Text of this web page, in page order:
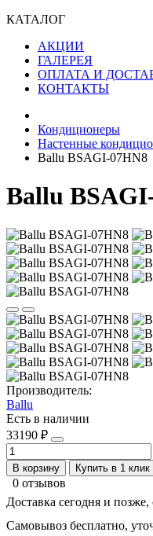
КАТАЛОГ
АКЦИИ
ГАЛЕРЕЯ
ОПЛАТА И
КОНТАКТЫ
Кондиционеры
Настенные
Ballu BSAGI-07HN8
Ballu
Производитель:
Ballu
Есть в наличии
33190 ₽
В корзину Купить в 1 клик
0 отзывов
Доставка сегодня и позже,
Самовывоз бесплатно,